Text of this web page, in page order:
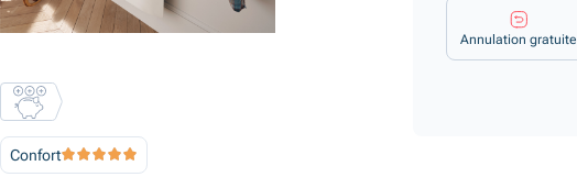
Confort
Annulation gratuite